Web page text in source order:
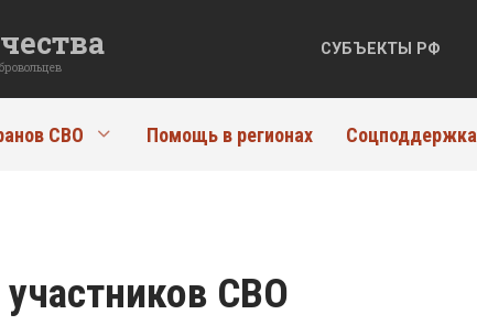
СУБЪЕКТЫ РФ
СВО Помощь в регионах Соцподдержка
СВО